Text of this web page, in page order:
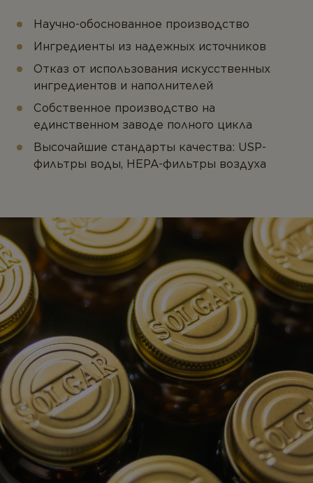
Научно-обоснованное производство
Ингредиенты из надежных источников
Отказ от использования искусственных
ингредиентов и наполнителей
Собственное производство на
единственном заводе полного цикла
Высочайшие стандарты качества: USP-
фильтры воды, HEPA-фильтры воздуха